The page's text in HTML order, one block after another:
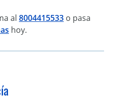
al 8004415533 o pasa
hoy.